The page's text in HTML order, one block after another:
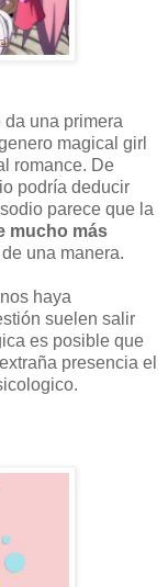
una primera
magical girl
romance. De
podría deducir
parece que la
mucho más
una manera.
haya
suelen salir
es posible que
presencia el